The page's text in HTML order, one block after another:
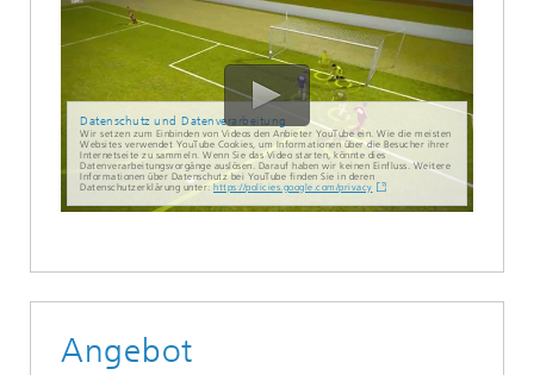
Datenschutz und Datenverarbeitung
Wir setzen zum Einbinden von Videos den Anbieter YouTube ein. Wie die meisten
Websites verwendet YouTube Cookies, um Informationen über die Besucher ihrer
Internetseite zu sammeln. Wenn Sie das Video starten, könnte dies
Datenverarbeitungsvorgänge auslösen. Darauf haben wir keinen Einfluss. Weitere
Informationen über Datenschutz bei YouTube finden Sie in deren
Datenschutzerklärung unter: https://policies.google.com/privacy
Angebot